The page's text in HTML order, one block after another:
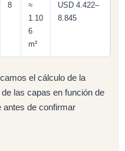
8
≈
1.10
6
m²
USD 4.422–
8.845
el cálculo de la
las capas en función de
antes de confirmar